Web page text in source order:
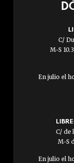
C/
M-S
En julio el
C/ de
M-S
En julio el